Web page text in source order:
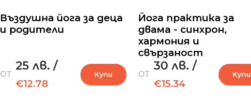
Въздушна йога за деца
и родители
ОТ
25 лв. /
€12.78
Купи
Йога практика за
двама - синхрон,
хармония и
свързаност
ОТ
30 лв. /
€15.34
Купи